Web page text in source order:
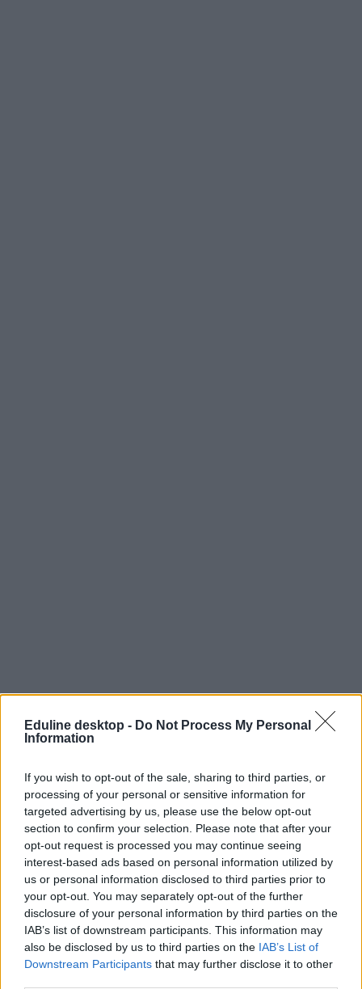
Eduline desktop - Do Not Process My Personal
Information
If you wish to opt-out of the sale, sharing to third parties, or
processing of your personal or sensitive information for
targeted advertising by us, please use the below opt-out
section to confirm your selection. Please note that after your
opt-out request is processed you may continue seeing
interest-based ads based on personal information utilized by
us or personal information disclosed to third parties prior to
your opt-out. You may separately opt-out of the further
disclosure of your personal information by third parties on the
IAB’s list of downstream participants. This information may
also be disclosed by us to third parties on the IAB’s List of
Downstream Participants that may further disclose it to other
bűneset-bűnügy
tűzeset
guyana